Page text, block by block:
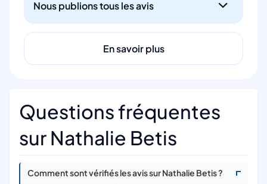
Nous publions tous les avis
En savoir plus
Questions fréquentes
sur Nathalie Betis
Comment sont vérifiés les avis sur Nathalie Betis ?